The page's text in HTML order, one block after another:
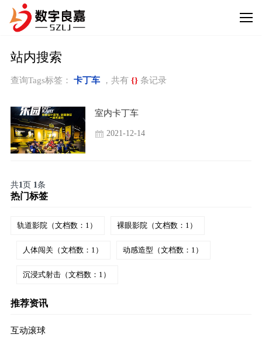
站内搜索
查询Tags标签： 卡丁车，共有 {}条记录
室内卡丁车
2021-12-14
共1页 1条
热门标签
轨道影院（文档数：1） 裸眼影院（文档数：1）
人体闯关（文档数：1） 动感造型（文档数：1）
沉浸式射击（文档数：1）
推荐资讯
互动滚球